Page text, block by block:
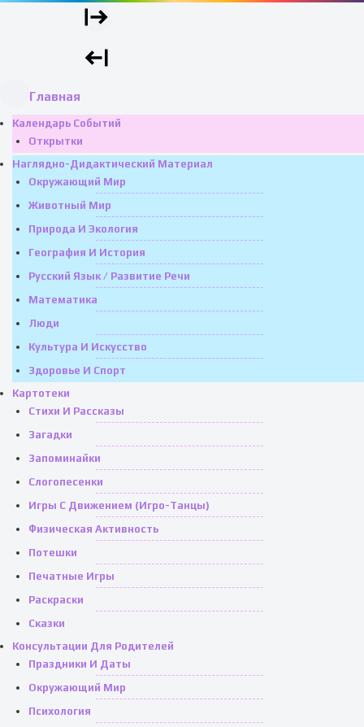
Главная
Календарь Событий
Открытки
Наглядно-Дидактический Материал
Окружающий Мир
Животный Мир
Природа И Экология
География И История
Русский Язык / Развитие Речи
Математика
Люди
Культура И Искусство
Здоровье И Спорт
Картотеки
Стихи И Рассказы
Загадки
Запоминайки
Слогопесенки
Игры С Движением (игро-Танцы)
Физическая Активность
Потешки
Печатные Игры
Раскраски
Сказки
Консультации Для Родителей
Праздники И Даты
Окружающий Мир
Психология